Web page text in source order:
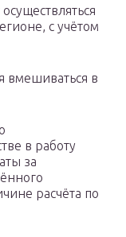
с учётом
вмешиваться в
в работу
за
расчёта по